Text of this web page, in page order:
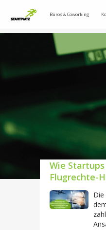
Büros & Coworking
Wie
Flugrechte-
Die